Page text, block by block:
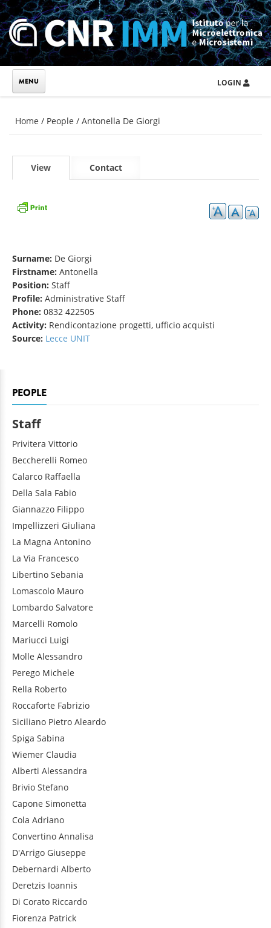
Skip to main content
LOGIN
You are here
Home / People / Antonella De Giorgi
Primary tabs
View Contact
Surname: De Giorgi
Firstname: Antonella
Position: Staff
Profile: Administrative Staff
Phone: 0832 422505
Activity: Rendicontazione progetti, ufficio acquisti
Source: Lecce UNIT
PEOPLE
Staff
Privitera Vittorio
Beccherelli Romeo
Calarco Raffaella
Della Sala Fabio
Giannazzo Filippo
Impellizzeri Giuliana
La Magna Antonino
La Via Francesco
Libertino Sebania
Lomascolo Mauro
Lombardo Salvatore
Marcelli Romolo
Mariucci Luigi
Molle Alessandro
Perego Michele
Rella Roberto
Roccaforte Fabrizio
Siciliano Pietro Aleardo
Spiga Sabina
Wiemer Claudia
Alberti Alessandra
Brivio Stefano
Capone Simonetta
Cola Adriano
Convertino Annalisa
D'Arrigo Giuseppe
Debernardi Alberto
Deretzis Ioannis
Di Corato Riccardo
Fiorenza Patrick